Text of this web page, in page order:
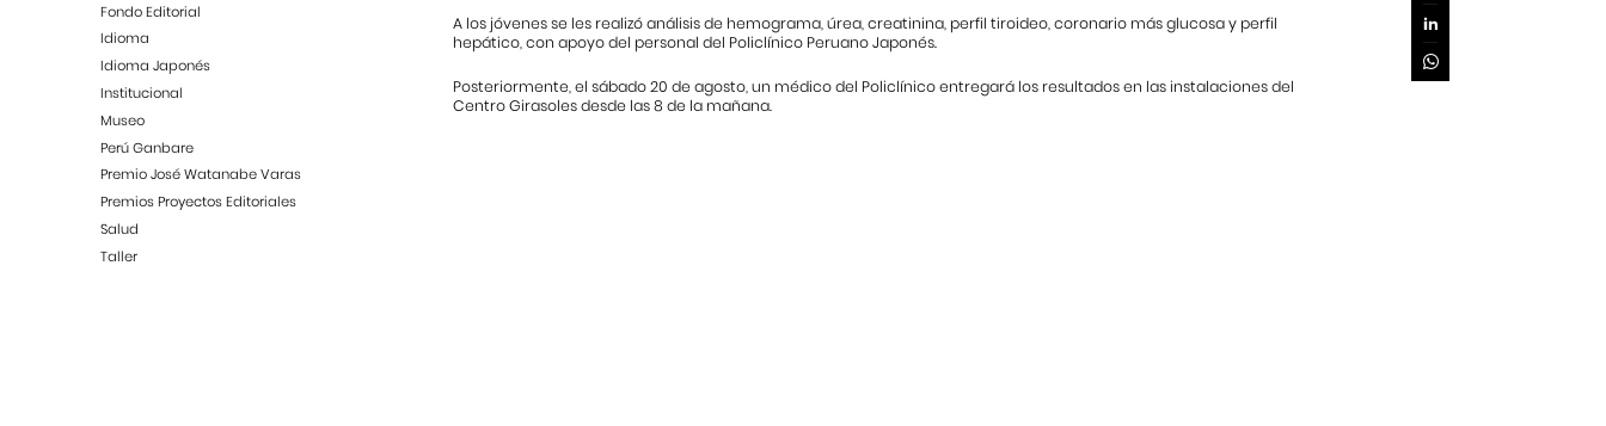
Fondo Editorial
Idioma
Idioma Japonés
Institucional
Museo
Perú Ganbare
Premio José Watanabe Varas
Premios Proyectos Editoriales
Salud
Taller
A los jóvenes se les realizó análisis de hemograma, úrea, creatinina, perfil tiroideo, coronario más glucosa y perfil
hepático, con apoyo del personal del Policlínico Peruano Japonés.
Posteriormente, el sábado 20 de agosto, un médico del Policlínico entregará los resultados en las instalaciones del
Centro Girasoles desde las 8 de la mañana.